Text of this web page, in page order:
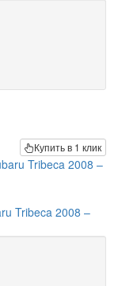
Купить в 1 клик
Tribeca 2008 –